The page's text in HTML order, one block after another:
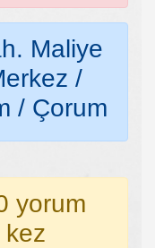
Maliye
/
/ Çorum
yorum
kez